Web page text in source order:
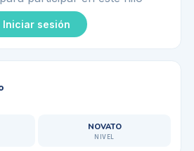
Iniciar sesión
NOVATO
NIVEL